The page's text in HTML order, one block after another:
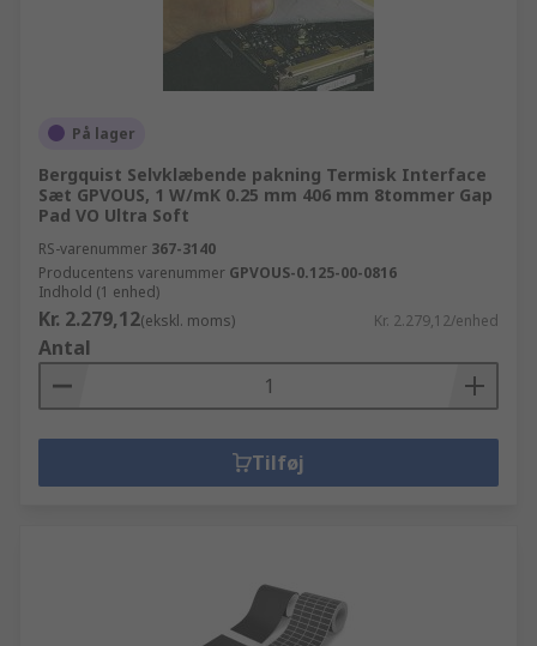
På lager
Bergquist Selvklæbende pakning Termisk Interface
Sæt GPVOUS, 1 W/mK 0.25 mm 406 mm 8tommer Gap
Pad VO Ultra Soft
RS-varenummer 367-3140
Producentens varenummer GPVOUS-0.125-00-0816
Indhold (1 enhed)
Kr. 2.279,12(ekskl. moms) Kr. 2.279,12/enhed
Antal
Tilføj